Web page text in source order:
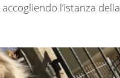
accogliendo l’istanza della